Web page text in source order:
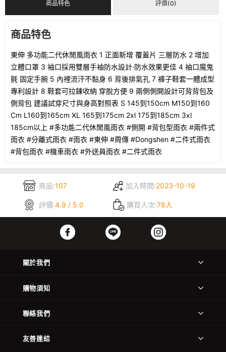
商品特色 評價(0)
商品特色
東伸 多功能二代休閒風雨衣 1 正面新增 覆蓋片 三層防水 2 增加
立體口罩 3 袖口採用雙層手袖防水設計·防水效果更佳 4 袖口魔鬼
氈 固定手腕 5 內裡流汗不黏身 6 背後排氣孔 7 褲子鞋套一體成型
專利設計 8 鞋套可拉鍊收納 穿脫方便 9 兩側側開設計可背背包及
側背包 建議試穿尺寸與身高對照表 S 145到150cm M150到160
Cm L160到165cm XL 165到175cm 2xl 175到185cm 3xl
185cm以上 #多功能二代休閒風雨衣 #側開 #背包型雨衣 #兩件式
雨衣 #分離式雨衣 #雨衣 #東伸 #周傳 #Dongshen #二件式雨衣
#背包雨衣 #機車雨衣 #外送員雨衣 #二件式雨衣
商品:107 加入時間:2023-10-19
評價:4.9 / 5.0 購買人次:78人
關於我們
購物須知
聯絡我們
友善連結